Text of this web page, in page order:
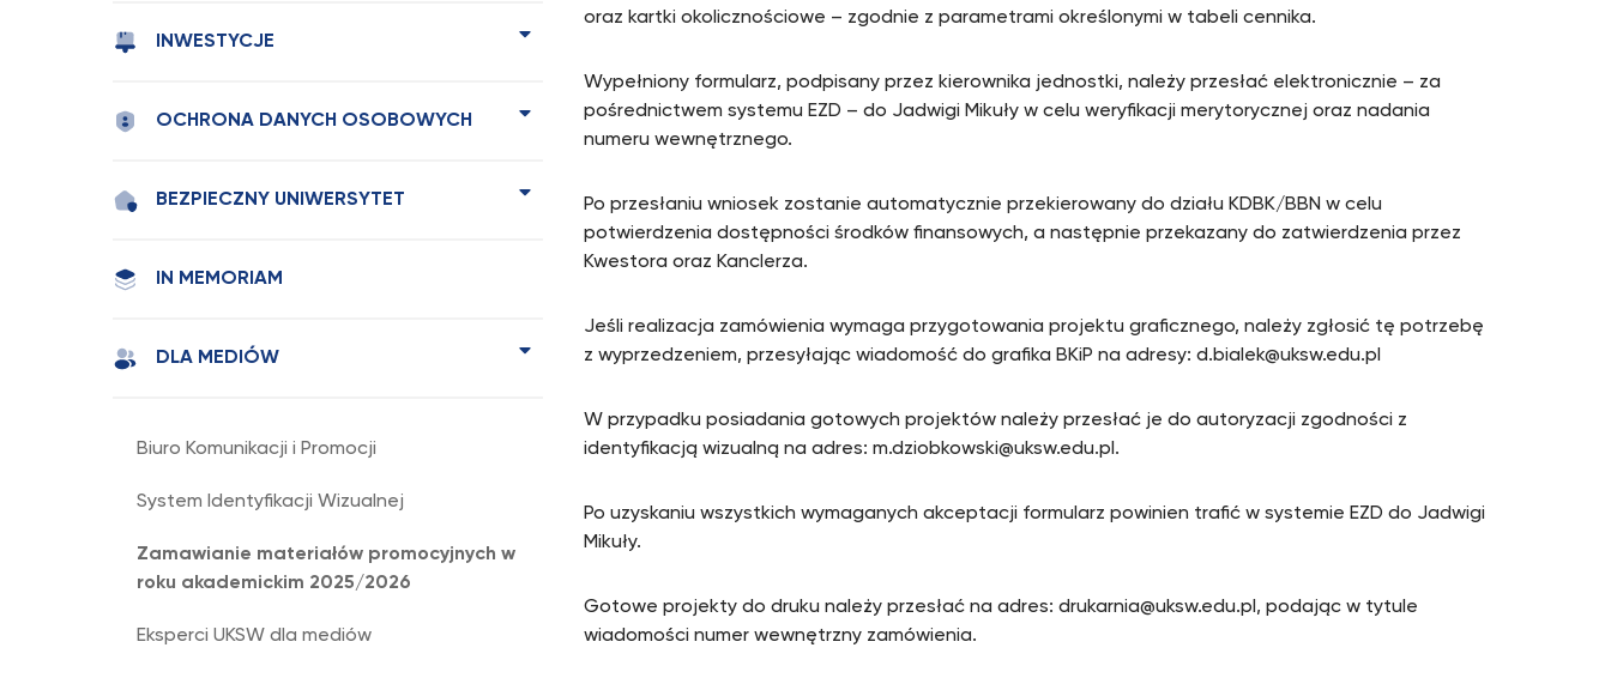
INWESTYCJE
OCHRONA DANYCH OSOBOWYCH
BEZPIECZNY UNIWERSYTET
IN MEMORIAM
DLA MEDIÓW
Biuro Komunikacji i Promocji
System Identyfikacji Wizualnej
Zamawianie materiałów promocyjnych w
roku akademickim 2025/2026
Eksperci UKSW dla mediów
oraz kartki okolicznościowe – zgodnie z parametrami określonymi w tabeli cennika.
Wypełniony formularz, podpisany przez kierownika jednostki, należy przesłać elektronicznie – za
pośrednictwem systemu EZD – do Jadwigi Mikuły w celu weryfikacji merytorycznej oraz nadania
numeru wewnętrznego.
Po przesłaniu wniosek zostanie automatycznie przekierowany do działu KDBK/BBN w celu
potwierdzenia dostępności środków finansowych, a następnie przekazany do zatwierdzenia przez
Kwestora oraz Kanclerza.
Jeśli realizacja zamówienia wymaga przygotowania projektu graficznego, należy zgłosić tę potrzebę
z wyprzedzeniem, przesyłając wiadomość do grafika BKiP na adresy: d.bialek@uksw.edu.pl
W przypadku posiadania gotowych projektów należy przesłać je do autoryzacji zgodności z
identyfikacją wizualną na adres: m.dziobkowski@uksw.edu.pl.
Po uzyskaniu wszystkich wymaganych akceptacji formularz powinien trafić w systemie EZD do Jadwigi
Mikuły.
Gotowe projekty do druku należy przesłać na adres: drukarnia@uksw.edu.pl, podając w tytule
wiadomości numer wewnętrzny zamówienia.